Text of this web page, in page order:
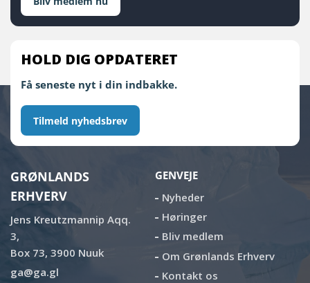
HOLD DIG OPDATERET
Få seneste nyt i din indbakke.
Tilmeld nyhedsbrev
GRØNLANDS
ERHVERV
Jens Kreutzmannip Aqq.
3,
Box 73, 3900 Nuuk
ga@ga.gl
GENVEJE
Nyheder
Høringer
Bliv medlem
Om Grønlands Erhverv
Kontakt os